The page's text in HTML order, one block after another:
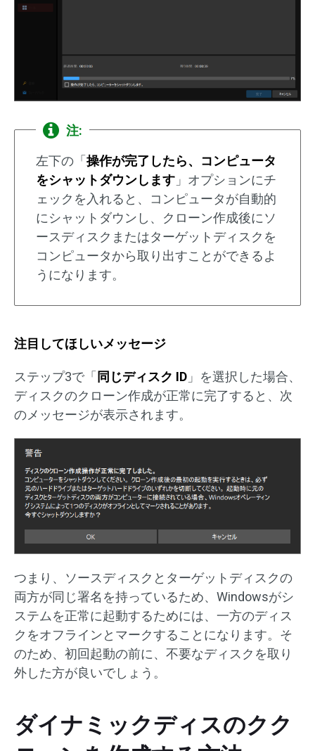
注:
左下の「操作が完了したら、コンピュータ
をシャットダウンします 」オプションにチ
ェックを入れると、コンピュータが自動的
にシャットダウンし、クローン作成後にソ
ースディスクまたはターゲットディスクを
コンピュータから取り出すことができるよ
うになります。
注目してほしいメッセージ
ステップ3で「同じディスク ID 」を選択した場合、
ディスクのクローン作成が正常に完了すると、次
のメッセージが表示されます。
つまり、ソースディスクとターゲットディスクの
両方が同じ署名を持っているため、Windowsがシ
ステムを正常に起動するためには、一方のディス
クをオフラインとマークすることになります。そ
のため、初回起動の前に、不要なディスクを取り
外した方が良いでしょう。
ダイナミックディスのクク